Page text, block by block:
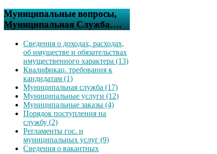
Муниципальные вопросы,
Муниципальная Служба….
Сведения о доходах, расходах,
об имуществе и обязательствах
имущественного характера (13)
Квалификац. требования к
кандидатам (1)
Муниципальная служба (17)
Муниципальные услуги (12)
Муниципальные заказы (4)
Порядок поступления на
службу (2)
Регламенты гос. и
муниципальных услуг (9)
Сведения о вакантных